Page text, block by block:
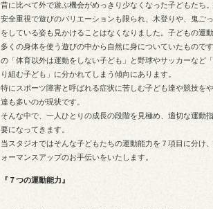
昔に比べて外で遊ぶ機会がめっきり少なくなった子どもたち
安全重視で遊びのバリエーションも限られ、木登りや、鬼ご
をしている姿も見かけることはなくなりました。子どもの運
多くの身体を使う遊びの中から自然に身についていたもので
の「体育以外は運動をしない子ども」と野球やサッカーなど
り組む子ども」に分かれてしまう傾向にあります。
特にスポーツ障害と呼ばれる症状に苦しむ子ども達や競技を
達も多いのが現状です。
そんな中で、一人ひとりの成長の段階を見極め、適切な運動
要になってきます。
当スタジオではそんな子どもたちの運動能力を７項目に分け
ォーマンスアップのお手伝いをいたします。
『７つの運動能力』